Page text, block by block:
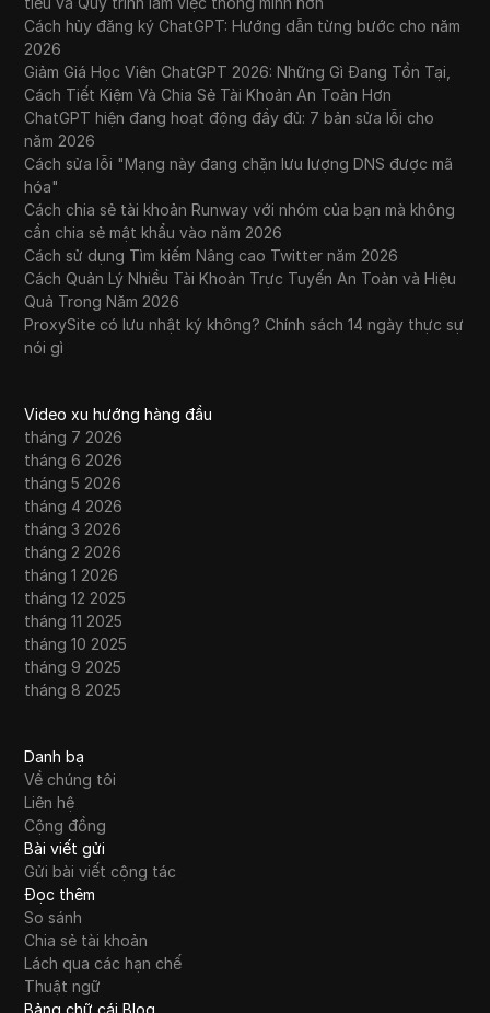
Cách hủy đăng ký ChatGPT: Hướng dẫn từng bước cho năm
2026
Giảm Giá Học Viên ChatGPT 2026: Những Gì Đang Tồn Tại,
Cách Tiết Kiệm Và Chia Sẻ Tài Khoản An Toàn Hơn
ChatGPT hiện đang hoạt động đầy đủ: 7 bản sửa lỗi cho
năm 2026
Cách sửa lỗi "Mạng này đang chặn lưu lượng DNS được mã
hóa"
Cách chia sẻ tài khoản Runway với nhóm của bạn mà không
cần chia sẻ mật khẩu vào năm 2026
Cách sử dụng Tìm kiếm Nâng cao Twitter năm 2026
Cách Quản Lý Nhiều Tài Khoản Trực Tuyến An Toàn và Hiệu
Quả Trong Năm 2026
ProxySite có lưu nhật ký không? Chính sách 14 ngày thực sự
nói gì
Video xu hướng hàng đầu
tháng 7 2026
tháng 6 2026
tháng 5 2026
tháng 4 2026
tháng 3 2026
tháng 2 2026
tháng 1 2026
tháng 12 2025
tháng 11 2025
tháng 10 2025
tháng 9 2025
tháng 8 2025
Danh bạ
Về chúng tôi
Liên hệ
Cộng đồng
Bài viết gửi
Gửi bài viết cộng tác
Đọc thêm
So sánh
Chia sẻ tài khoản
Lách qua các hạn chế
Thuật ngữ
Bảng chữ cái Blog